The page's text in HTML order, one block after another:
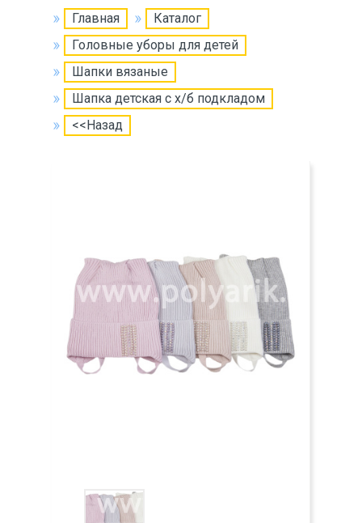
Главная
Каталог
Головные уборы для детей
Шапки вязаные
Шапка детская с х/б подкладом
<<Назад